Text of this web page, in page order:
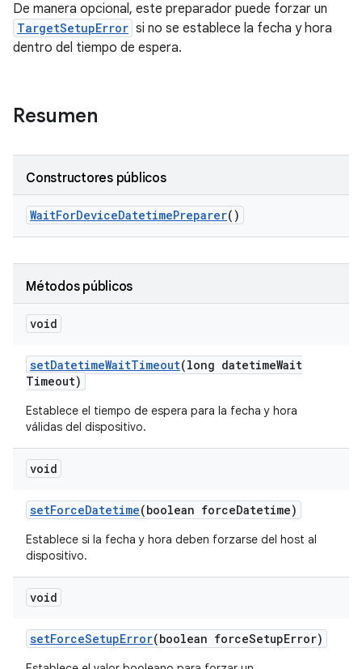
De manera opcional, este preparador puede forzar un
TargetSetupError si no se establece la fecha y hora
dentro del tiempo de espera.
Resumen
Constructores públicos
WaitForDeviceDatetimePreparer()
Métodos públicos
void
setDatetimeWaitTimeout(long datetimeWait
Timeout)
Establece el tiempo de espera para la fecha y hora
válidas del dispositivo.
void
setForceDatetime(boolean forceDatetime)
Establece si la fecha y hora deben forzarse del host al
dispositivo.
void
setForceSetupError(boolean forceSetupError)